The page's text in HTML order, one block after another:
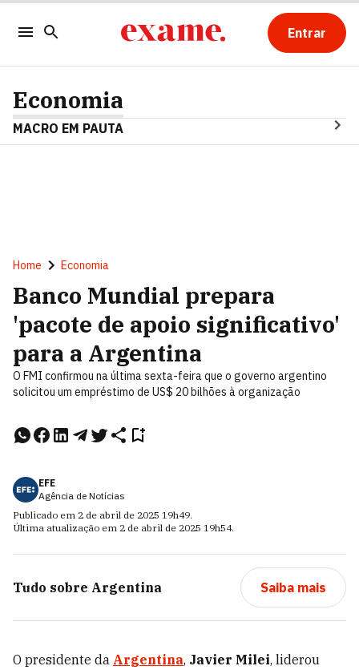
Entrar
Economia
MACRO EM PAUTA
Home Economia
Banco Mundial prepara
'pacote de apoio significativo'
para a Argentina
O FMI confirmou na última sexta-feira que o governo argentino
solicitou um empréstimo de US$ 20 bilhões à organização
EFE
Agência de Notícias
Publicado em 2 de abril de 2025 19h49.
Última atualização em 2 de abril de 2025 19h54.
Tudo sobre Argentina Saiba mais
O presidente da Argentina, Javier Milei, liderou